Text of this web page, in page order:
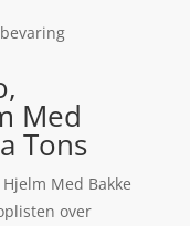
Med
Tons
Med Bakke
over